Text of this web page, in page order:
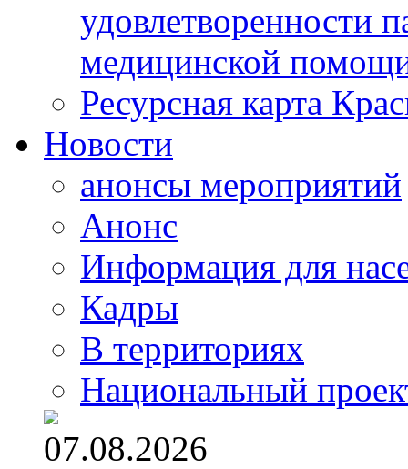
удовлетворенности
медицинской
Ресурсная карта
Новости
анонсы мероприятий
Анонс
Информация для
Кадры
В территориях
Национальный
07.08.2026